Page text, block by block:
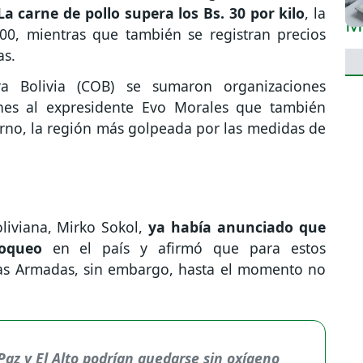
carne de pollo supera los Bs. 30 por kilo, la
mientras que también se registran precios
(COB) se sumaron organizaciones
al expresidente Evo Morales que también
la región más golpeada por las medidas de
Mirko Sokol,ya había anunciado que
en el país y afirmó que para estos
Armadas, sin embargo, hasta el momento no
y El Alto podrían quedarse sin oxígeno